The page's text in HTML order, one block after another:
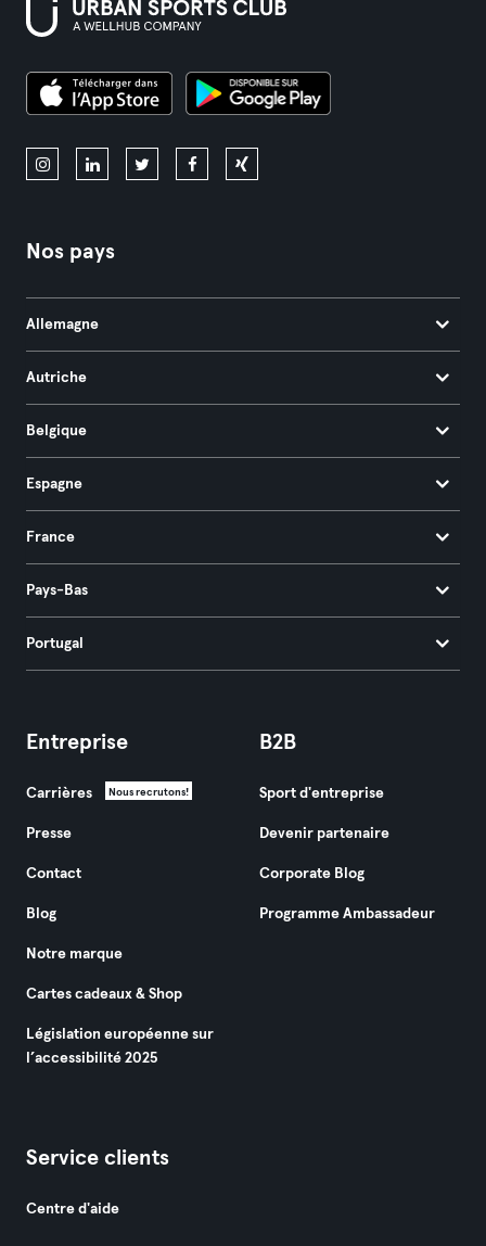
Nos pays
Allemagne
Autriche
Belgique
Espagne
France
Pays-Bas
Portugal
Entreprise
Carrières Nous recrutons!
Presse
Contact
Blog
Notre marque
Cartes cadeaux & Shop
Législation européenne sur
l’accessibilité 2025
B2B
Sport d'entreprise
Devenir partenaire
Corporate Blog
Programme Ambassadeur
Service clients
Centre d'aide